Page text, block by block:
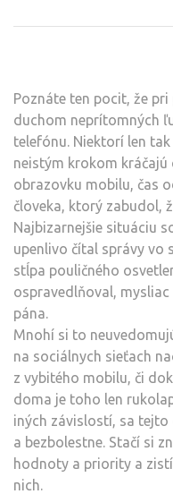
Poznáte ten pocit, že
duchom neprítomných
telefónu. Niektorí len
neistým krokom
obrazovku mobilu, čas
človeka, ktorý zabudol,
Najbizarnejšie situáciu
upenlivo čítal správy vo
stĺpa pouličného
ospravedlňoval,
pána.
Mnohí si to
na sociálnych sieťach
z vybitého mobilu, či
doma je toho len
iných závislostí, sa
a bezbolestne. Stačí si
hodnoty a priority a
nich.